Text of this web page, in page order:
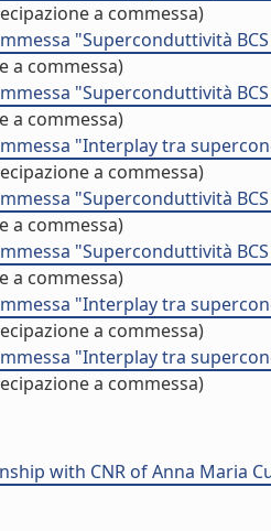
a commessa)
"Superconduttività
a commessa)
"Superconduttività
a commessa)
"Interplay tra
a commessa)
"Superconduttività
a commessa)
"Superconduttività
a commessa)
"Interplay tra
a commessa)
"Interplay tra
a commessa)
with CNR of Anna Maria